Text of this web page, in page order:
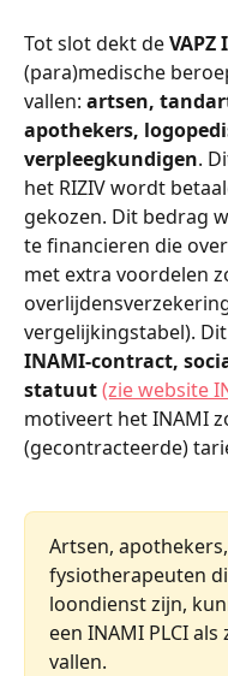
Tot slot dekt de VAPZ
(para)medische
vallen: artsen,
apothekers,
verpleegkundigen.
het RIZIV wordt
gekozen. Dit bedrag
te financieren die
met extra voordelen
vergelijkingstabel).
INAMI-contract,
statuut (zie website
motiveert het INAMI
(gecontracteerde)
Artsen,
fysiotherapeuten
loondienst zijn,
een INAMI PLCI
vallen.